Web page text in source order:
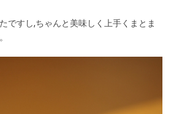
ですし,ちゃんと美味しく上手くまとま